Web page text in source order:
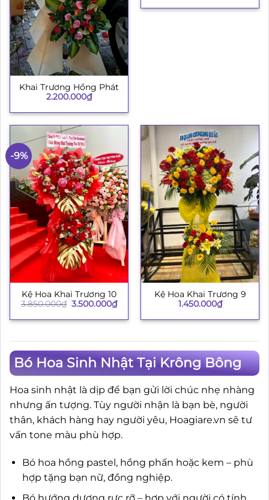
Khai Trương Hồng Phát
2.200.000₫
-9%
Kệ Hoa Khai Trương 10
3.850.000₫ Giá
là:
3.500.000₫Giá
hiện
tại
Kệ Hoa Khai Trương 9
1.450.000₫
Bó Hoa Sinh Nhật Tại Krông Bông
Hoa sinh nhật là dịp để bạn gửi lời chúc nhẹ nhàng
nhưng ấn tượng. Tùy người nhận là bạn bè, người
thân, khách hàng hay người yêu, Hoagiare.vn sẽ tư
vấn tone màu phù hợp.
Bó hoa hồng pastel, hồng phấn hoặc kem – phù
hợp tặng bạn nữ, đồng nghiệp.